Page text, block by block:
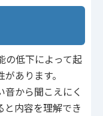
の低下によって起
あります。
音から聞こえにく
と内容を理解でき